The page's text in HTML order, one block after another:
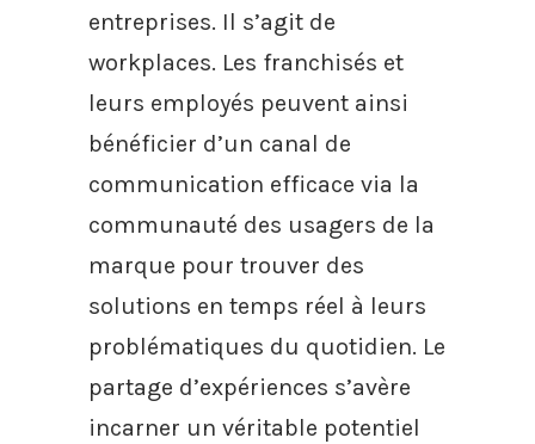
entreprises. Il s’agit de
workplaces. Les franchisés et
leurs employés peuvent ainsi
bénéficier d’un canal de
communication efficace via la
communauté des usagers de la
marque pour trouver des
solutions en temps réel à leurs
problématiques du quotidien. Le
partage d’expériences s’avère
incarner un véritable potentiel